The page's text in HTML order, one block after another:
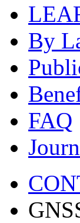
By
FAQ